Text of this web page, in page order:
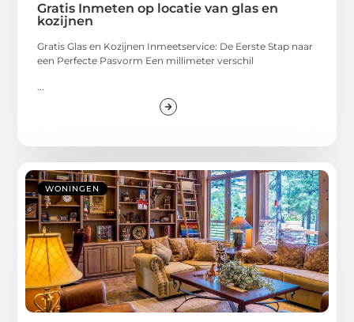
Gratis Inmeten op locatie van glas en
kozijnen
Gratis Glas en Kozijnen Inmeetservice: De Eerste Stap naar
een Perfecte Pasvorm Een millimeter verschil
WONINGEN